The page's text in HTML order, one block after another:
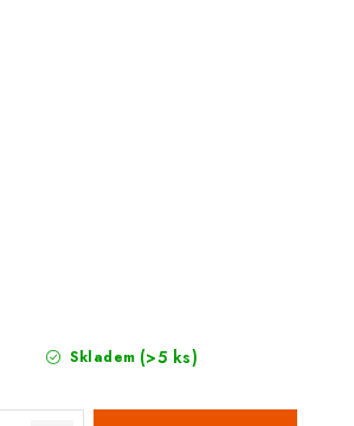
Skladem (>5 ks)